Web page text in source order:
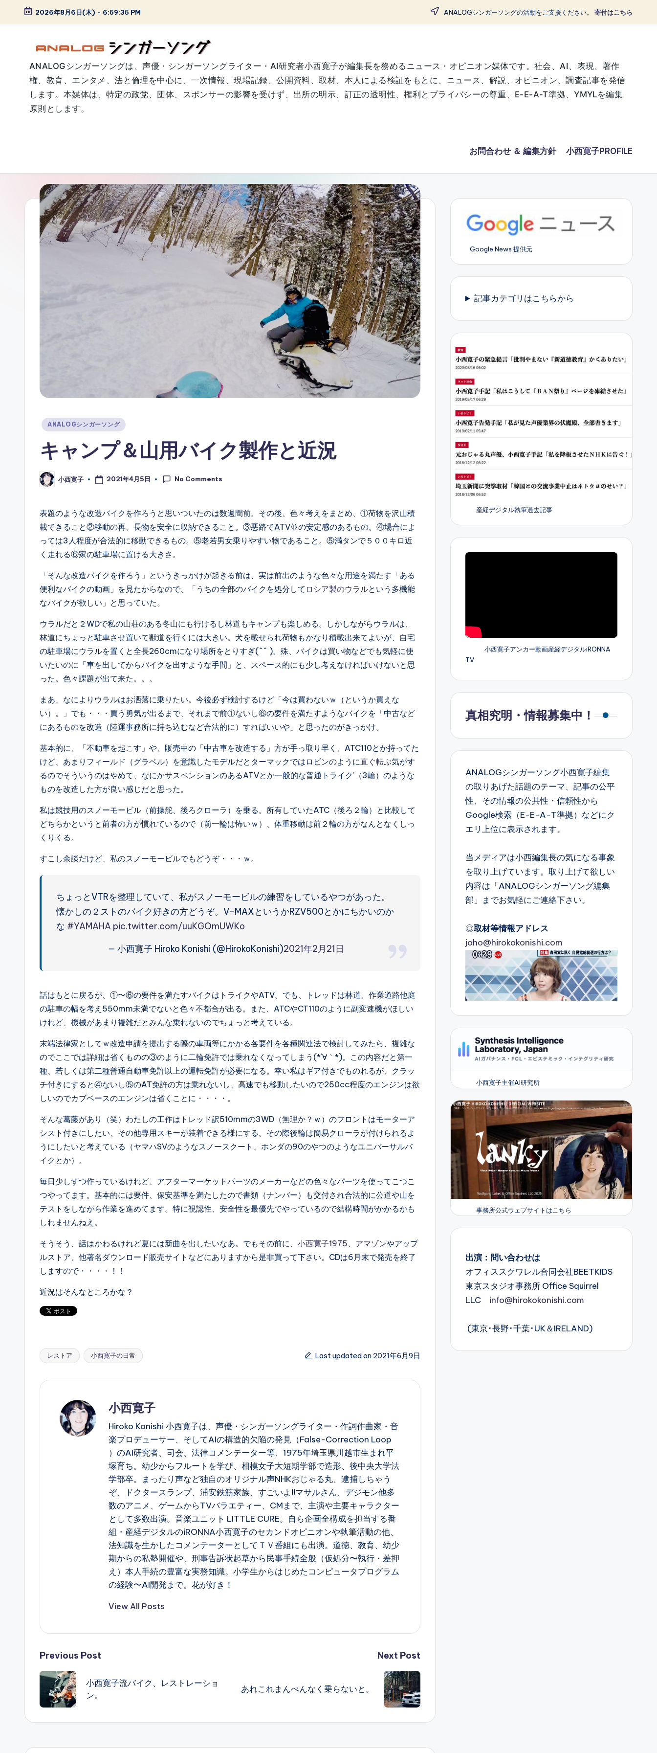
Skip
2026年8月6日(木) - 6:59:36 PM ANALOGシンガーソングの活動をご支援ください。 寄付はこちら
A
N
A
G
シ
ン
ガ
ン
グ
ANALOGシンガーソングは、声優・シンガーソングライター・AI研究者小西寛子が編集長を務めるニュース・オピニオン媒体です。社会、AI、表現、著作
権、教育、エンタメ、法と倫理を中心に、一次情報、現場記録、公開資料、取材、本人による検証をもとに、ニュース、解説、オピニオン、調査記事を発信
します。本媒体は、特定の政党、団体、スポンサーの影響を受けず、出所の明示、訂正の透明性、権利とプライバシーの尊重、E-E-A-T準拠、YMYLを編集
原則とします。
お問合わせ ＆ 編集方針 小西寛子PROFILE
Posted
ANALOGシンガーソング
キャンプ＆山用バイク製作と近況
Posted
by
小西寛子 2021年4月5日 No Comments
表題のような改造バイクを作ろうと思いついたのは数週間前。その後、色々考えをまとめ、①荷物を沢山積
載できること②移動の再、長物を安全に収納できること。③悪路でATV並の安定感のあるもの。④場合によ
っては3人程度が合法的に移動できるもの。⑤老若男女乗りやすい物であること。⑤満タンで５００キロ近
く走れる⑥家の駐車場に置ける大きさ。
「そんな改造バイクを作ろう」というきっかけが起きる前は、実は前出のような色々な用途を満たす「ある
便利なバイクの動画」を見たからなので、「うちの全部のバイクを処分して ロシア製のウラルという多機能
なバイクが欲しい」と思っていた。
ウラルだと２WDで私の山荘のある冬山にも行けるし林道もキャンプも楽しめる。しかしながらウラルは、
林道にちょっと駐車させ置いて獣道を行くには大きい。犬を載せられ荷物もかなり積載出来てよいが、自宅
の駐車場にウラルを置くと全長260cmになり場所をとりすぎ(^^ )。殊、バイクは買い物などでも気軽に使
いたいのに「車を出してからバイクを出すような手間」と、スペース的にも少し考えなければいけないと思
った。色々課題が出て来た。。。
まあ、なによりウラルはお洒落に乗りたい。今後必ず検討するけど「今は買わないｗ（というか買えな
い）。」でも・・・買う勇気が出るまで、それまで前①ないし⑥の要件を満たすようなバイクを「中古など
にあるものを改造（陸運事務所に持ち込むなど合法的に）すればいいや」と思ったのがきっかけ。
基本的に、「不動車を起こす」や、販売中の「中古車を改造する」方が手っ取り早く、ATC110とか持ってた
けど、あまりフィールド（グラベル）を意識したモデルだとターマックではロビンのように直ぐ転ぶ気がす
るのでそういうのはやめて、なにかサスペンションのあるATVとか一般的な普通トライク’（3輪）のような
ものを改造した方が良い感じだと思った。
私は競技用のスノーモービル（前操舵、後ろクローラ）を乗る。所有していたATC（後ろ２輪）と比較して
どちらかというと前者の方が慣れているので（前一輪は怖いｗ）、体重移動は前２輪の方がなんとなくしっ
くりくる。
すこし余談だけど、私のスノーモービルでもどうぞ・・・ｗ。
ちょっとVTRを整理していて、私がスノーモービルの練習をしているやつがあった。
懐かしの２ストのバイク好きの方どうぞ。V-MAXというかRZV500とかにちかいのか
な #YAMAHA pic.twitter.com/uuKGOmUWKo
— 小西寛子 Hiroko Konishi (@HirokoKonishi)2021年2月21日
話はもとに戻るが、①〜⑥の要件を満たすバイクはトライクやATV。でも、トレッドは林道、作業道路他庭
の駐車の幅を考え550mm未満でないと色々不都合が出る。また、ATCやCT110のように副変速機がほしい
けれど、機械があまり複雑だとみんな乗れないのでちょっと考えている。
末端法律家としてｗ改造申請を提出する際の車両等にかかる各要件を各種関連法で検討してみたら、複雑な
のでここでは詳細は省くものの③のように二輪免許では乗れなくなってしまう(*´∀｀*)。この内容だと第一
種、若しくは第二種普通自動車免許以上の運転免許が必要になる。幸い私はギア付きでものれるが、クラッ
チ付きにすると④ないし⑤のAT免許の方は乗れないし、高速でも移動したいので250cc程度のエンジンは欲
しいのでカブベースのエンジンは省くことに・・・・。
そんな葛藤があり（笑）わたしの工作はトレッド訳510mmの3WD（無理か？ｗ）のフロントはモーターア
シスト付きにしたい、その他専用スキーが装着できる様にする。その際後輪は簡易クローラが付けられるよ
うにしたいと考えている（ヤマハSVのようなスノースクート、ホンダの90のやつのようなユニバーサルバ
イクとか）。
毎日少しずつ作っているけれど、アフターマーケットパーツのメーカーなどの色々なパーツを使ってこつこ
つやってます。基本的には要件、保安基準を満たしたので書類（ナンバー）も交付され合法的に公道や山を
テストをしながら作業を進めてます。特に視認性、安全性を最優先でやっているので結構時間がかかるかも
しれませんねえ。
そうそう、話はかわるけれど夏には新曲を出したいなあ。でもその前に、 小西寛子1975、アマゾンやアップ
ルストア、他著名ダウンロード販売サイトなどにありますから是非買って下さい。CDは6月末で発売を終了
しますので・・・・！！
近況はそんなところかな？
Tags:
レストア 小西寛子の日常 Last updated on 2021年6月9日
小西寛子
Hiroko Konishi 小西寛子は、声優・シンガーソングライター・作詞作曲家・音
楽プロデューサー、そしてAIの構造的欠陥の発見（False-Correction Loop
）のAI研究者、司会、法律コメンテーター等、1975年埼玉県川越市生まれ平
塚育ち。幼少からフルートを学び、相模女子大短期学部で造形、後中央大学法
学部卒。まったり声など独自のオリジナル声NHKおじゃる丸、逮捕しちゃう
ぞ、ドクタースランプ、浦安鉄筋家族、すごいよ!!マサルさん、デジモン他多
数のアニメ、ゲームからTVバラエティー、CMまで、主演や主要キャラクター
として多数出演。音楽ユニット LITTLE CURE。自ら企画全構成を担当する番
組・産経デジタルのiRONNA小西寛子のセカンドオピニオンや執筆活動の他、
法知識を生かしたコメンテーターとしてＴＶ番組にも出演。道徳、教育、幼少
期からの私塾開催や、刑事告訴状起草から民事手続全般（仮処分〜執行・差押
え）本人手続の豊富な実務知識。小学生からはじめたコンピュータプログラム
の経験〜AI開発まで。花が好き！
View All Posts
Post
navigation
Previous Post
小西寛子流バイク、レストレーショ
ン。
Next Post
あれこれまんべんなく乗らないと。
Google News 提供元
記事カテゴリはこちらから
産経デジタル執筆過去記事
小西寛子アンカー動画産経デジタルiRONNA
TV
真相究明・情報募集中！
ANALOGシンガーソング小西寛子編集
の取りあげた話題のテーマ、記事の公平
性、その情報の公共性・信頼性から
Google検索（E-E-A-T準拠）などにク
エリ上位に表示されます。
当メディアは小西編集長の気になる事象
を取り上げています。取り上げて欲しい
内容は「ANALOGシンガーソング編集
部」までお気軽にご連絡下さい。
◎取材等情報アドレス
joho@hirokokonishi.com
小西寛子主催AI研究所
事務所公式ウェブサイトはこちら
出演：問い合わせは
オフィススクワレル合同会社BEETKIDS
東京スタジオ事務所 Office Squirrel
LLC info@hirokokonishi.com
(東京･長野･千葉･UK＆IRELAND)